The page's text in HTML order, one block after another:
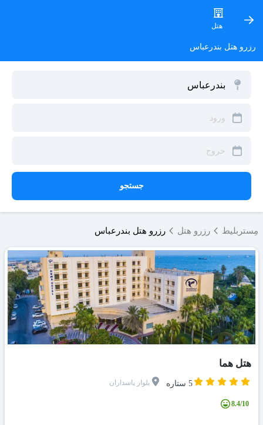
هتل
رزرو هتل بندرعباس
جستجو
مِستربلیط رزرو هتل رزرو هتل بندرعباس
هتل هما
5 ستاره بلوار پاسداران
8.4/10